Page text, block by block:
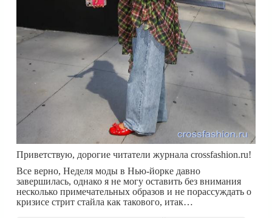
Приветствую, дорогие читатели журнала crossfashion.ru!
Все верно, Неделя моды в Нью-йорке давно
завершилась, однако я не могу оставить без внимания
несколько примечательных образов и не порассуждать о
кризисе стрит стайла как такового, итак…